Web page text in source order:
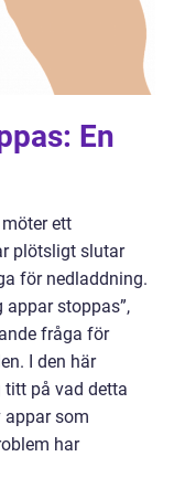
En
ett
plötsligt slutar
för nedladdning.
appar stoppas”,
fråga för
I den här
titt på vad detta
appar som
har